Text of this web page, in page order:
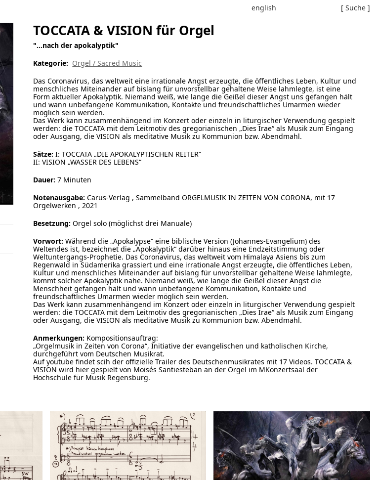
english [ Suche ]
TOCCATA & VISION für Orgel
"...nach der apokalyptik"
Kategorie: Orgel / Sacred Music
Das Coronavirus, das weltweit eine irrationale Angst erzeugte, die öffentliches Leben, Kultur und
menschliches Miteinander auf bislang für unvorstellbar gehaltene Weise lahmlegte, ist eine
Form aktueller Apokalyptik. Niemand weiß, wie lange die Geißel dieser Angst uns gefangen hält
und wann unbefangene Kommunikation, Kontakte und freundschaftliches Umarmen wieder
möglich sein werden.
Das Werk kann zusammenhängend im Konzert oder einzeln in liturgischer Verwendung gespielt
werden: die TOCCATA mit dem Leitmotiv des gregorianischen „Dies Irae“ als Musik zum Eingang
oder Ausgang, die VISION als meditative Musik zu Kommunion bzw. Abendmahl.
Sätze: I: TOCCATA „DIE APOKALYPTISCHEN REITER“
II: VISION „WASSER DES LEBENS“
Dauer: 7 Minuten
Notenausgabe: Carus-Verlag , Sammelband ORGELMUSIK IN ZEITEN VON CORONA, mit 17
Orgelwerken , 2021
Besetzung: Orgel solo (möglichst drei Manuale)
Vorwort: Während die „Apokalypse“ eine biblische Version (Johannes-Evangelium) des
Weltendes ist, bezeichnet die „Apokalyptik“ darüber hinaus eine Endzeitstimmung oder
Weltuntergangs-Prophetie. Das Coronavirus, das weltweit vom Himalaya Asiens bis zum
Regenwald in Südamerika grassiert und eine irrationale Angst erzeugte, die öffentliches Leben,
Kultur und menschliches Miteinander auf bislang für unvorstellbar gehaltene Weise lahmlegte,
kommt solcher Apokalyptik nahe. Niemand weiß, wie lange die Geißel dieser Angst die
Menschheit gefangen hält und wann unbefangene Kommunikation, Kontakte und
freundschaftliches Umarmen wieder möglich sein werden.
Das Werk kann zusammenhängend im Konzert oder einzeln in liturgischer Verwendung gespielt
werden: die TOCCATA mit dem Leitmotiv des gregorianischen „Dies Irae“ als Musik zum Eingang
oder Ausgang, die VISION als meditative Musik zu Kommunion bzw. Abendmahl.
Anmerkungen: Kompositionsauftrag:
„Orgelmusik in Zeiten von Corona“, Initiative der evangelischen und katholischen Kirche,
durchgeführt vom Deutschen Musikrat.
Auf youtube findet scih der offizielle Trailer des Deutschenmusikrates mit 17 Videos. TOCCATA &
VISION wird hier gespielt von Moisés Santiesteban an der Orgel im MKonzertsaal der
Hochschule für Musik Regensburg.